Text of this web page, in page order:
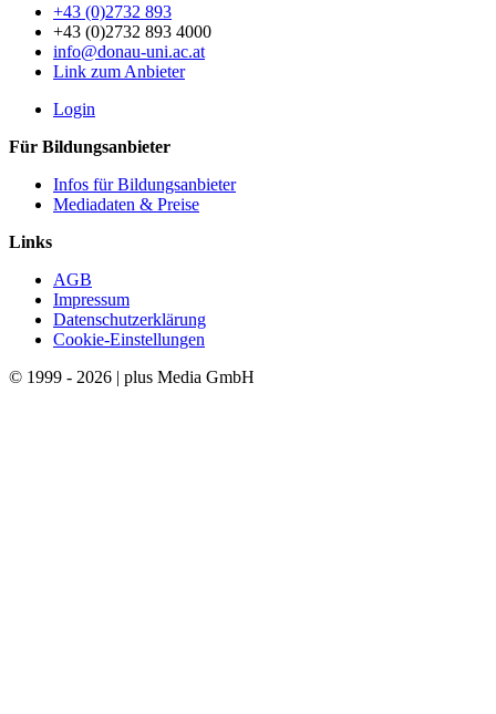
+43 (0)2732 893
+43 (0)2732 893 4000
info@donau-uni.ac.at
Link zum Anbieter
Login
Für Bildungsanbieter
Infos für Bildungsanbieter
Mediadaten & Preise
Links
AGB
Impressum
Datenschutzerklärung
Cookie-Einstellungen
© 1999 - 2026 | plus Media GmbH